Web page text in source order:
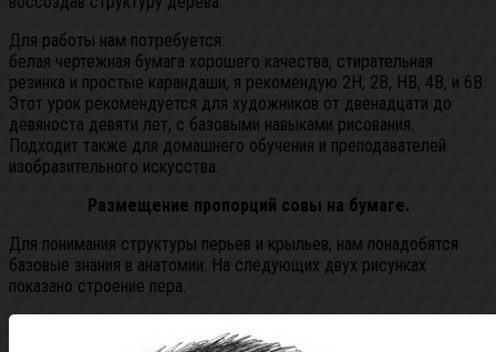
Для работы нам потребуется:
белая чертежная бумага хорошего качества, стирательная
резинка и простые карандаши, я рекомендую 2H, 2B, HB, 4B, и 6B.
Этот урок рекомендуется для художников от двенадцати до
девяноста девяти лет, с базовыми навыками рисования.
Подходит также для домашнего обучения и преподавателей
изобразительного искусства.
Размещение пропорций совы на бумаге.
Для понимания структуры перьев и крыльев, нам понадобятся
базовые знания в анатомии. На следующих двух рисунках
показано строение пера.